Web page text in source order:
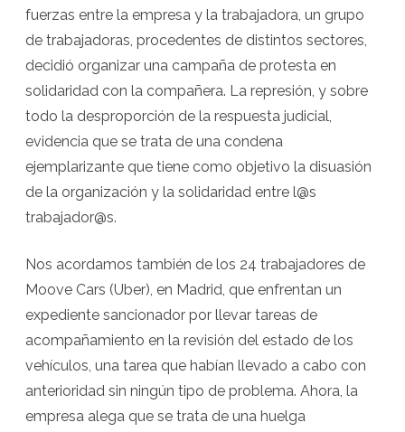
fuerzas entre la empresa y la trabajadora, un grupo
de trabajadoras, procedentes de distintos sectores,
decidió organizar una campaña de protesta en
solidaridad con la compañera. La represión, y sobre
todo la desproporción de la respuesta judicial,
evidencia que se trata de una condena
ejemplarizante que tiene como objetivo la disuasión
de la organización y la solidaridad entre l@s
trabajador@s.
Nos acordamos también de los 24 trabajadores de
Moove Cars (Uber), en Madrid, que enfrentan un
expediente sancionador por llevar tareas de
acompañamiento en la revisión del estado de los
vehículos, una tarea que habían llevado a cabo con
anterioridad sin ningún tipo de problema. Ahora, la
empresa alega que se trata de una huelga